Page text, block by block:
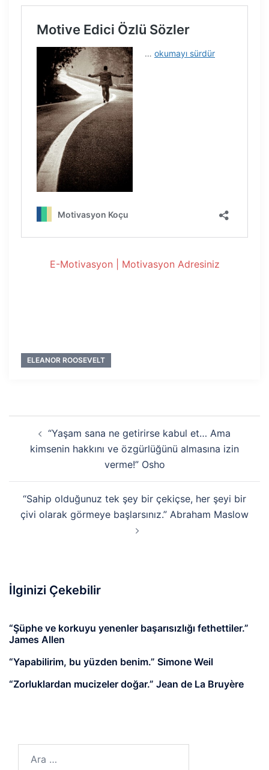
E-Motivasyon | Motivasyon Adresiniz
ELEANOR ROOSEVELT
dolaşımı“Yaşam sana ne getirirse kabul et… Ama
kimsenin hakkını ve özgürlüğünü almasına izin
verme!” Osho
“Sahip olduğunuz tek şey bir çekiçse, her şeyi bir
çivi olarak görmeye başlarsınız.” Abraham Maslow
İlginizi Çekebilir
“Şüphe ve korkuyu yenenler başarısızlığı fethettiler.”
James Allen
“Yapabilirim, bu yüzden benim.” Simone Weil
“Zorluklardan mucizeler doğar.” Jean de La Bruyère